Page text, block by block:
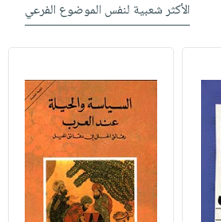
الأكثر شعبية لنفس الموضوع الفرعي